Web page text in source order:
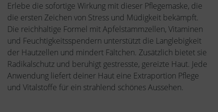
Erlebe die sofortige Wirkung mit dieser Pflegemaske, die
die ersten Zeichen von Stress und Müdigkeit bekämpft.
Die reichhaltige Formel mit Apfelstammzellen, Vitaminen
und Feuchtigkeitsspendern unterstützt die Langlebigkeit
der Hautzellen und mindert Fältchen. Zusätzlich bietet sie
Radikalschutz und beruhigt gestresste, gereizte Haut. Jede
Anwendung liefert deiner Haut eine Extraportion Pflege
und Vitalstoffe für ein strahlend schönes Aussehen.